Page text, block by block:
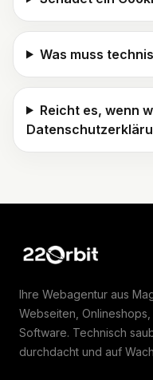
Was muss
Reicht es, wenn
Zur Startseite von
Ihre Webagentur aus
Webseiten,
Software. Technisch
durchdacht und auf